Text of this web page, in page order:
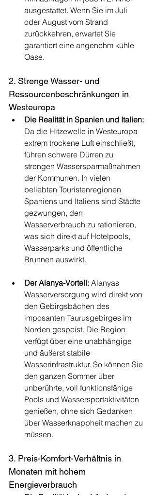
ausgestattet. Wenn Sie im Juli
oder August vom Strand
zurückkehren, erwartet Sie
garantiert eine angenehm kühle
Oase.
2. Strenge Wasser- und
Ressourcenbeschränkungen in
Westeuropa
Die Realität in Spanien und Italien:
Da die Hitzewelle in Westeuropa
extrem trockene Luft einschließt,
führen schwere Dürren zu
strengen Wassersparmaßnahmen
der Kommunen. In vielen
beliebten Touristenregionen
Spaniens und Italiens sind Städte
gezwungen, den
Wasserverbrauch zu rationieren,
was sich direkt auf Hotelpools,
Wasserparks und öffentliche
Brunnen auswirkt.
Der Alanya-Vorteil: Alanyas
Wasserversorgung wird direkt von
den Gebirgsbächen des
imposanten Taurusgebirges im
Norden gespeist. Die Region
verfügt über eine unabhängige
und äußerst stabile
Wasserinfrastruktur. So können Sie
den ganzen Sommer über
unberührte, voll funktionsfähige
Pools und Wassersportaktivitäten
genießen, ohne sich Gedanken
über Wasserknappheit machen zu
müssen.
3. Preis-Komfort-Verhältnis in
Monaten mit hohem
Energieverbrauch